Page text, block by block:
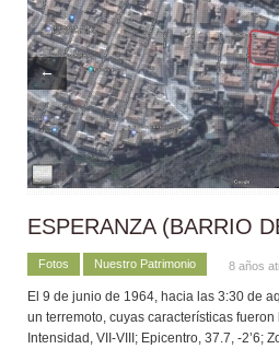
←
ESPERANZA (BARRIO
Fotos Nuestro Patrimonio 8 años
El 9 de junio de 1964, hacia las 3:30 de
un terremoto, cuyas características
Intensidad, VII-VIII; Epicentro, 37.7, -2’6;